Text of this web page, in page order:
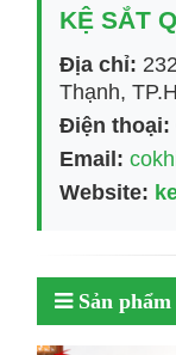
KỆ SẮT
Địa chỉ:
Thạnh,
Điện thoại:
Email:
Website:
Sản phẩm